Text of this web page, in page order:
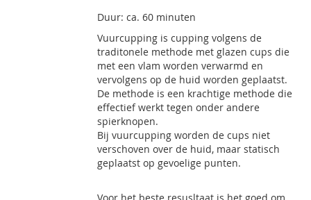
Duur: ca. 60 minuten
Vuurcupping is cupping volgens de
traditonele methode met glazen cups die
met een vlam worden verwarmd en
vervolgens op de huid worden geplaatst.
De methode is een krachtige methode die
effectief werkt tegen onder andere
spierknopen.
Bij vuurcupping worden de cups niet
verschoven over de huid, maar statisch
geplaatst op gevoelige punten.